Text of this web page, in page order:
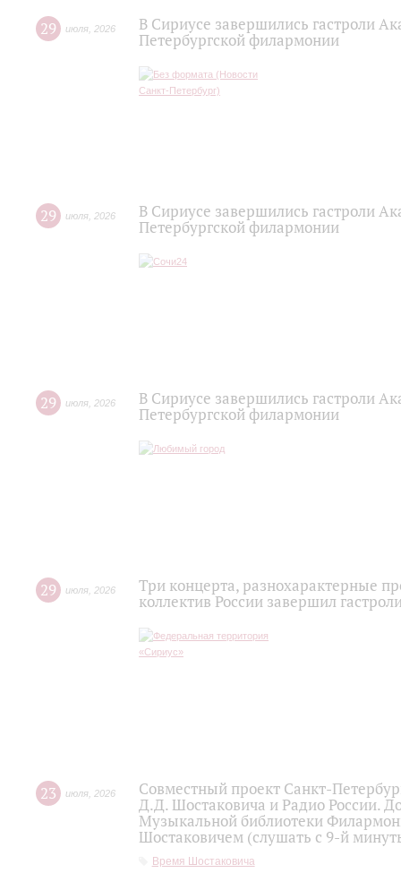
29 июля 2026
В Сириусе завершились гастроли
Петербургской филармонии
29 июля 2026
В Сириусе завершились гастроли
Петербургской филармонии
29 июля 2026
В Сириусе завершились гастроли
Петербургской филармонии
29 июля 2026
Три концерта, разнохарактерные
коллектив России завершил
23 июля 2026
Совместный проект Санкт-
Д.Д. Шостаковича и Радио России.
Музыкальной библиотеки
Шостаковичем (слушать с 9-й
Время Шостаковича